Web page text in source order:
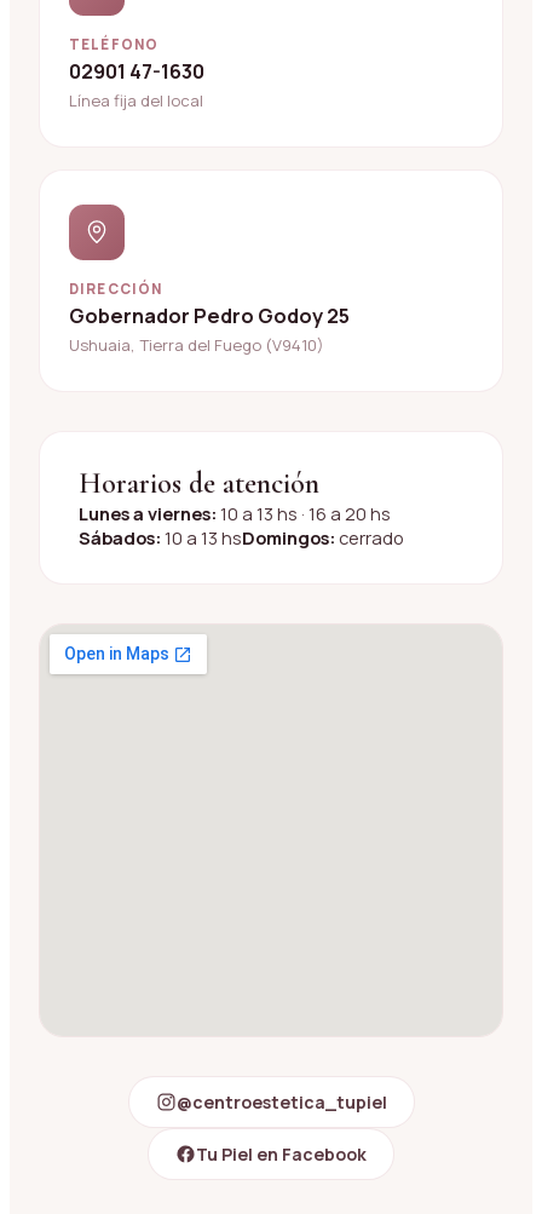
TELÉFONO
02901 47-1630
Línea fija del local
DIRECCIÓN
Gobernador Pedro Godoy 25
Ushuaia, Tierra del Fuego (V9410)
Horarios de atención
Lunes a viernes: 10 a 13 hs · 16 a 20 hs
Sábados: 10 a 13 hsDomingos: cerrado
@centroestetica_tupiel
Tu Piel en Facebook